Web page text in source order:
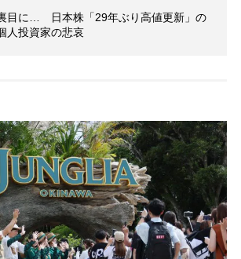
目に… 日本株「29年ぶり高値更新」の
人投資家の悲哀